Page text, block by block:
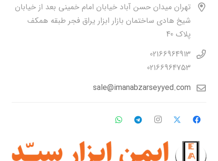
تهران میدان حسن آباد خیابان امام خمینی بعد از خیابان
شیخ هادی ساختمان بازار ابزار یراق فجر طبقه همکف
پلاک 40
02166964913
02166964753
sale@imanabzarseyyed.com